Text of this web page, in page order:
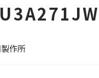
作所